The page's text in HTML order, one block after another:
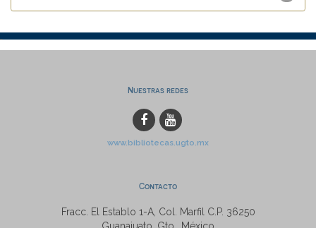
Nuestras redes
www.bibliotecas.ugto.mx
Contacto
Fracc. El Establo 1-A, Col. Marfil C.P. 36250